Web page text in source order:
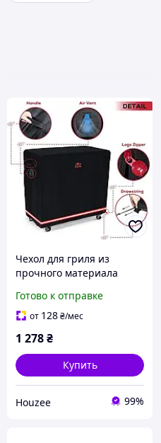
Чехол для гриля из
прочного материала
садового барбекю
Готово к отправке
от 128₴/мес
1 278₴
Купить
Houzee 99%